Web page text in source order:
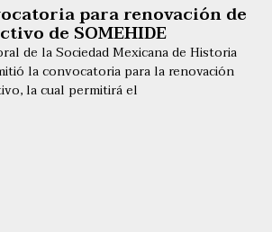
para renovación de
de SOMEHIDE
de la Sociedad Mexicana de Historia
la convocatoria para la renovación
la cual permitirá el